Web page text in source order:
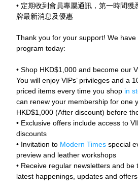
• 定期收到會員專屬通訊，第一時間獲
牌最新消息及優惠
Thank you for your support! We
program today:
• Shop HKD$1,000 and become our
You will enjoy VIPs’ privileges and a
priced items every time you shop in
can renew your membership for one
HKD$1,000 (After discount) before
• Exclusive offers include access to
discounts
• Invitation to Modern Times special
preview and leather workshops
• Receive regular newsletters and be
latest happenings, updates and